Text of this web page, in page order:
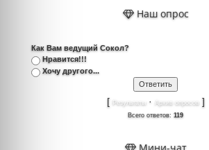
Наш опрос
Как Вам ведущий Сокол?
Нравится!!!
Хочу другого...
[ Результаты · Архив опросов]
Всего ответов: 119
Мини-чат